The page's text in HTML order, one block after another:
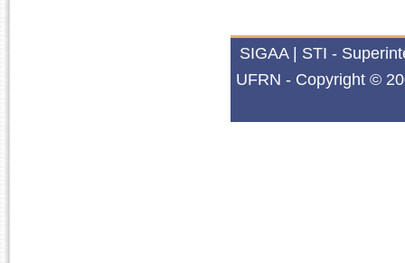
SIGAA | STI -
UFRN - Copyright ©